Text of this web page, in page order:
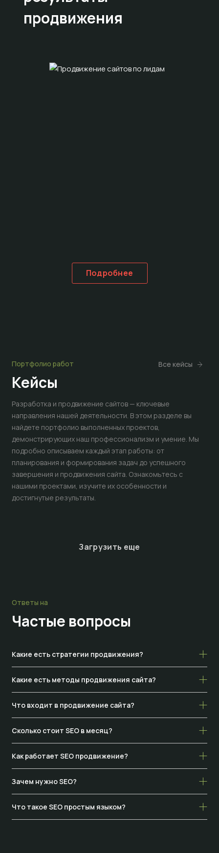
продвижения
Подробнее
Портфолио работ
Кейсы
Все кейсы
Разработка и продвижение сайтов — ключевые
направления нашей деятельности. В этом разделе вы
найдете портфолио выполненных проектов,
демонстрирующих наш профессионализм и умение. Мы
подробно описываем каждый этап работы: от
планирования и формирования задач до успешного
завершения и продвижения сайта. Ознакомьтесь с
нашими проектами, изучите их особенности и
достигнутые результаты.
Загрузить еще
Ответы на
Частые вопросы
Какие есть стратегии продвижения?
Какие есть методы продвижения сайта?
Что входит в продвижение сайта?
Сколько стоит SEO в месяц?
Как работает SEO продвижение?
Зачем нужно SEO?
Что такое SEO простым языком?